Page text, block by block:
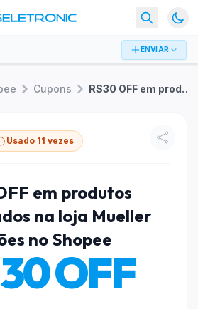
ENVIAR
Cupons R$30 OFF em produtos selecionados na loja Mueller Fogões no Shopee
Usado 11 vezes
em produtos
na loja Mueller
no Shopee
OFF